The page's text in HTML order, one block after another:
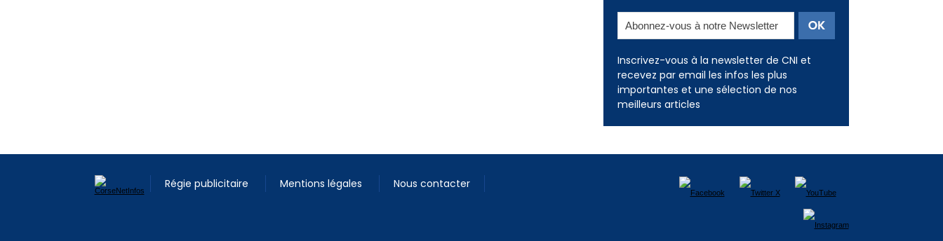
Inscrivez-vous à la newsletter de CNI et
recevez par email les infos les plus
importantes et une sélection de nos
meilleurs articles
Régie publicitaire Mentions légales Nous contacter